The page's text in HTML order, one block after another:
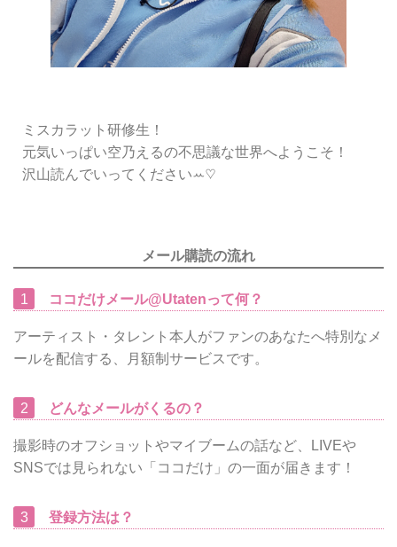
ミスカラット研修生！
元気いっぱい空乃えるの不思議な世界へようこそ！
沢山読んでいってくださいꕀ♡
メール購読の流れ
1 ココだけメール@Utatenって何？
アーティスト・タレント本人がファンのあなたへ特別なメ
ールを配信する、月額制サービスです。
2 どんなメールがくるの？
撮影時のオフショットやマイブームの話など、LIVEや
SNSでは見られない「ココだけ」の一面が届きます！
3 登録方法は？